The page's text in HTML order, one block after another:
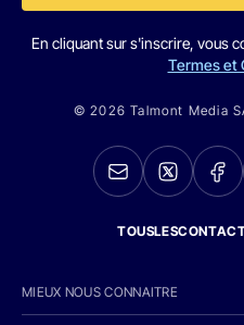
En cliquant sur s'inscrire, vous
Termes et
© 2026 Talmont Media
MIEUX NOUS CONNAITRE